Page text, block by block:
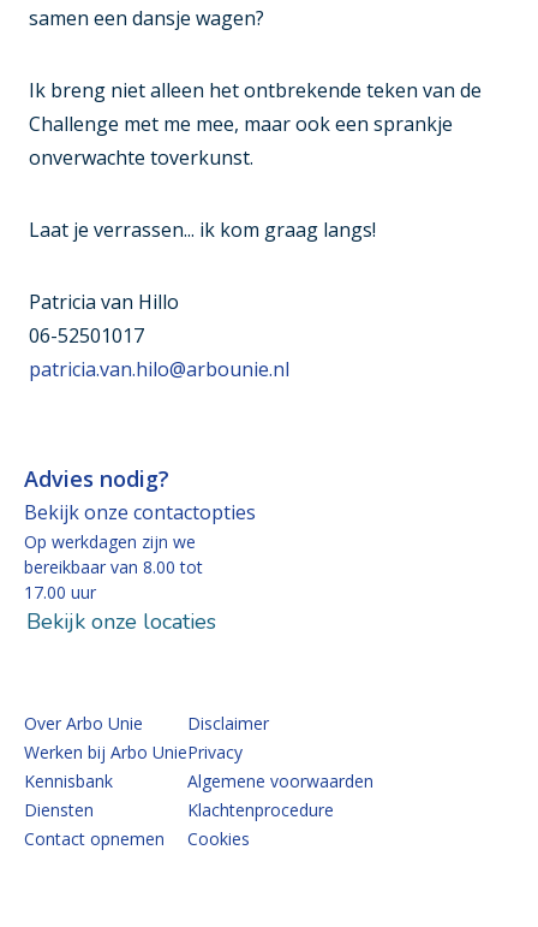
samen een dansje wagen?
Ik breng niet alleen het ontbrekende teken van de
Challenge met me mee, maar ook een sprankje
onverwachte toverkunst.
Laat je verrassen... ik kom graag langs!
Patricia van Hillo
06-52501017
patricia.van.hilo@arbounie.nl
Advies nodig?
Bekijk onze contactopties
Op werkdagen zijn we
bereikbaar van 8.00 tot
17.00 uur
Bekijk onze locaties
Over Arbo Unie
Werken bij Arbo Unie
Kennisbank
Diensten
Contact opnemen
Disclaimer
Privacy
Algemene voorwaarden
Klachtenprocedure
Cookies